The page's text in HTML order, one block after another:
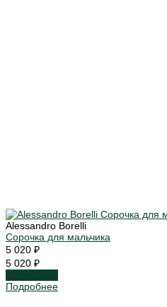
Alessandro Borelli
Сорочка для мальчика
5 020 ₽
5 020 ₽
Подробнее